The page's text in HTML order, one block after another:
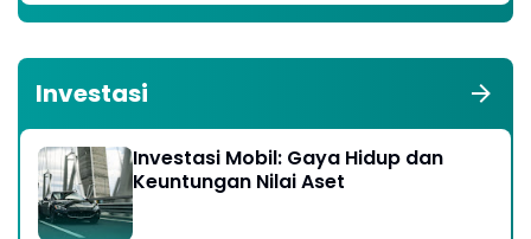
Investasi
Investasi Mobil: Gaya Hidup dan
Keuntungan Nilai Aset